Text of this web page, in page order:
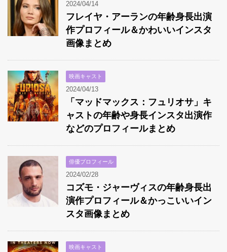
2024/04/14
フレイヤ・アーランの年齢身長出演
作プロフィール＆かわいいインスタ
画像まとめ
映画キャスト
2024/04/13
「マッドマックス：フュリオサ」キ
ャストの年齢や身長インスタ出演作
などのプロフィールまとめ
俳優プロフィール
2024/02/28
コズモ・ジャーヴィスの年齢身長出
演作プロフィール＆かっこいいイン
スタ画像まとめ
映画キャスト